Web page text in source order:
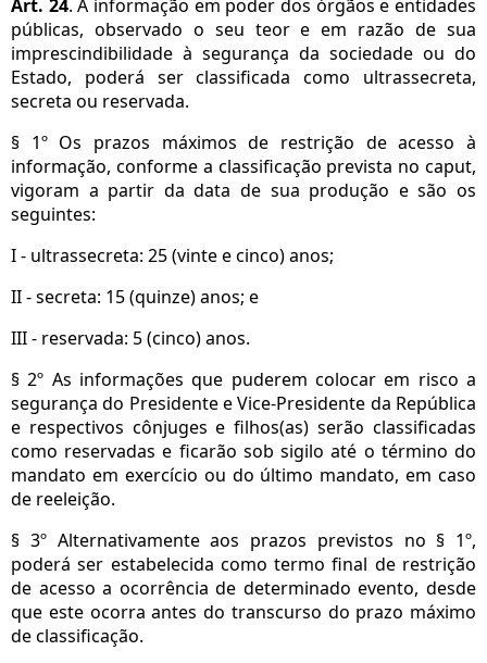
Art. 24. A informação em poder dos órgãos e entidades
públicas, observado o seu teor e em razão de sua
imprescindibilidade à segurança da sociedade ou do
Estado, poderá ser classificada como ultrassecreta,
secreta ou reservada.
§ 1º Os prazos máximos de restrição de acesso à
informação, conforme a classificação prevista no caput,
vigoram a partir da data de sua produção e são os
seguintes:
I - ultrassecreta: 25 (vinte e cinco) anos;
II - secreta: 15 (quinze) anos; e
III - reservada: 5 (cinco) anos.
§ 2º As informações que puderem colocar em risco a
segurança do Presidente e Vice-Presidente da República
e respectivos cônjuges e filhos(as) serão classificadas
como reservadas e ficarão sob sigilo até o término do
mandato em exercício ou do último mandato, em caso
de reeleição.
§ 3º Alternativamente aos prazos previstos no § 1º,
poderá ser estabelecida como termo final de restrição
de acesso a ocorrência de determinado evento, desde
que este ocorra antes do transcurso do prazo máximo
de classificação.